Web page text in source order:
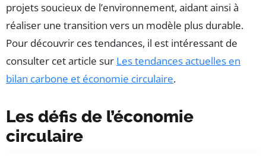
projets soucieux de l’environnement, aidant ainsi à
réaliser une transition vers un modèle plus durable.
Pour découvrir ces tendances, il est intéressant de
consulter cet article sur Les tendances actuelles en
bilan carbone et économie circulaire.
Les défis de l’économie
circulaire